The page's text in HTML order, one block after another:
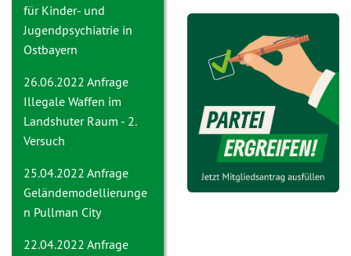
für Kinder- und
Jugendpsychiatrie in
Ostbayern
26.06.2022 Anfrage
Illegale Waffen im
Landshuter Raum - 2.
Versuch
25.04.2022 Anfrage
Geländemodellierunge
n Pullman City
22.04.2022 Anfrage